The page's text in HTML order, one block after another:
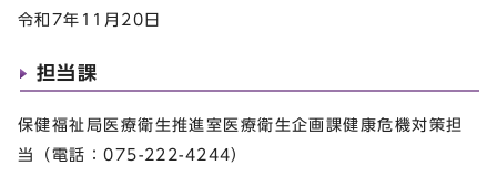
令和7年11月20日
担当課
保健福祉局医療衛生推進室医療衛生企画課健康危機対策担
当（電話：075-222-4244）